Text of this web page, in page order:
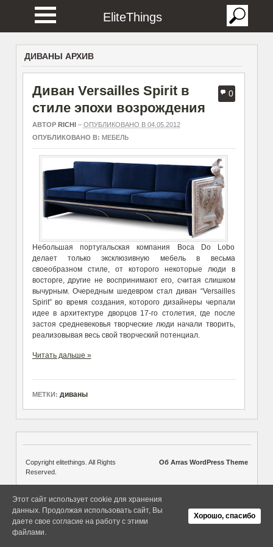
EliteThings
ДИВАНЫ АРХИВ
0
Диван Versailles Spirit в
стиле эпохи возрождения
АВТОР RICHI– ОПУБЛИКОВАНО В 04.05.2012
ОПУБЛИКОВАНО В: МЕБЕЛЬ
Небольшая португальская компания Boca Do Lobo
делает только эксклюзивную мебель в весьма
своеобразном стиле, от которого некоторые люди в
восторге, другие не воспринимают его, считая слишком
вычурным. Очередным шедевром стал диван “Versailles
Spirit” во время создания, которого дизайнеры черпали
идее в архитектуре дворцов 17-го столетия, где после
застоя средневековья творческие люди начали творить,
реализовывая весь свой творческий потенциал.
Читать дальше »
МЕТКИ: диваны
Об Arras WordPress Theme
Copyright elitethings. All Rights
Reserved.
Этот сайт использует cookie для хранения
данных. Продолжая использовать сайт, Вы
даете свое согласие на работу с этими
файлами.
Хорошо, спасибо